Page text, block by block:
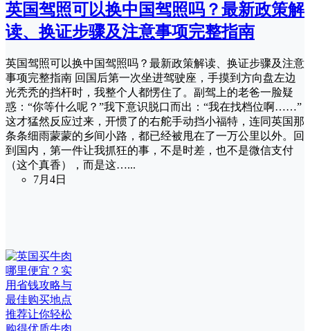
英国驾照可以换中国驾照吗？最新政策解
读、换证步骤及注意事项完整指南
英国驾照可以换中国驾照吗？最新政策解读、换证步骤及注意
事项完整指南 回国后第一次坐进驾驶座，手摸到方向盘左边
光秃秃的挡杆时，我整个人都愣住了。副驾上的老爸一脸疑
惑：“你等什么呢？”我下意识脱口而出：“我在找档位啊……”
这才猛然反应过来，开惯了的右舵手动挡小福特，连同英国那
条条细雨蒙蒙的乡间小路，都已经被甩在了一万公里以外。回
到国内，第一件让我抓狂的事，不是时差，也不是微信支付
（这个真香），而是这…...
7月4日